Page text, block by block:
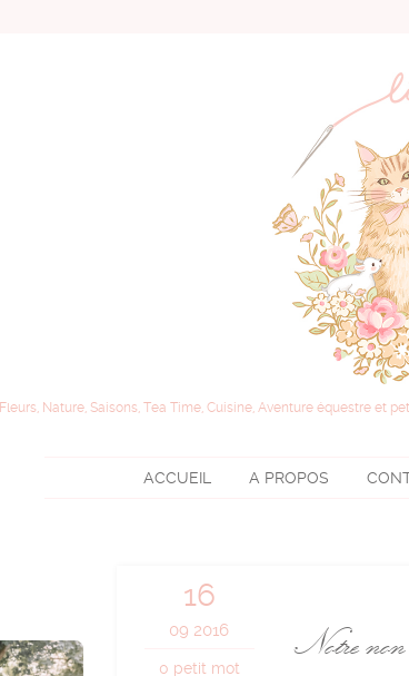
Fleurs, Nature, Saisons, Tea Time, Cuisine, Aventure équestre et
ACCUEIL A PROPOS
16
09 2016
0 petit mot
Notre